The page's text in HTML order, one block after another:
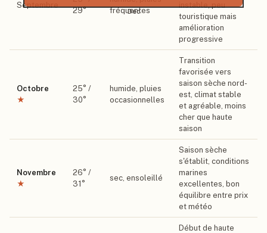
Déc
Septembre
29°
fréquentes
instable, peu
touristique mais
amélioration
progressive
Octobre
★
25° /
30°
humide, pluies
occasionnelles
Transition
favorisée vers
saison sèche nord-
est, climat stable
et agréable, moins
cher que haute
saison
Novembre
★
26° /
31 °
sec, ensoleillé
Saison sèche
s'établit, conditions
marines
excellentes, bon
équilibre entre prix
et météo
Début de haute